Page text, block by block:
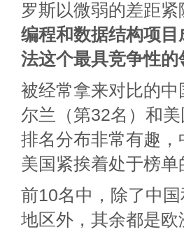
罗斯以微弱的差距紧
编程和数据结构项
法这个最具竞争性的
被经常拿来对比的
尔兰（第32名）和
排名分布非常有趣
美国紧挨着处于榜单
前10名中，除了中
地区外，其余都是